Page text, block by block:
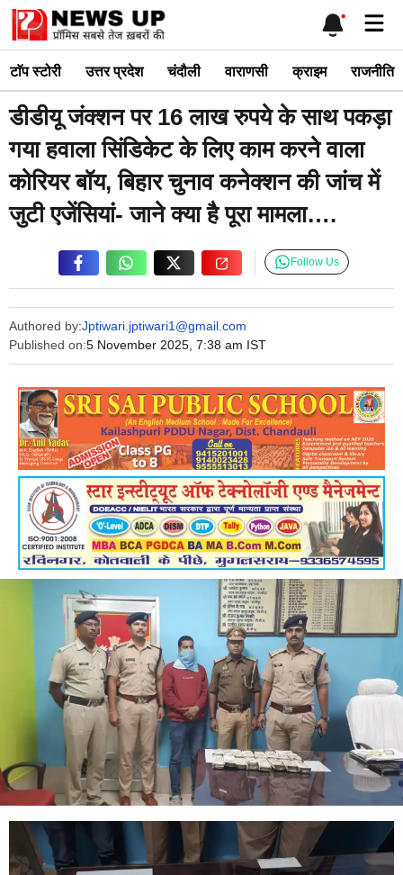
Skip
content
टाॅप स्टोरी उत्तर प्रदेश चंदौली वाराणसी क्राइम राजनीति
डीडीयू जंक्शन पर 16 लाख रुपये के साथ पकड़ा
गया हवाला सिंडिकेट के लिए काम करने वाला
कोरियर बॉय, बिहार चुनाव कनेक्शन की जांच में
जुटी एजेंसियां- जाने क्या है पूरा मामला….
Authored by:Jptiwari.jptiwari1@gmail.com
Published on:5 November 2025, 7:38 am IST
Follow Us